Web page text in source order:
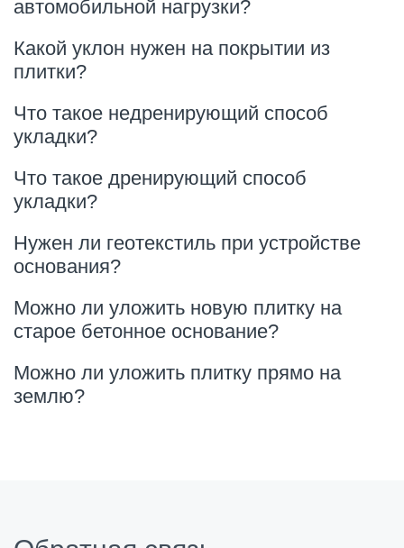
автомобильной нагрузки?
Какой уклон нужен на покрытии из
плитки?
Что такое недренирующий способ
укладки?
Что такое дренирующий способ
укладки?
Нужен ли геотекстиль при устройстве
основания?
Можно ли уложить новую плитку на
старое бетонное основание?
Можно ли уложить плитку прямо на
землю?